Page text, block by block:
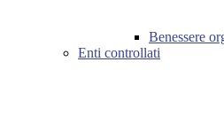
Benessere
Enti controllati